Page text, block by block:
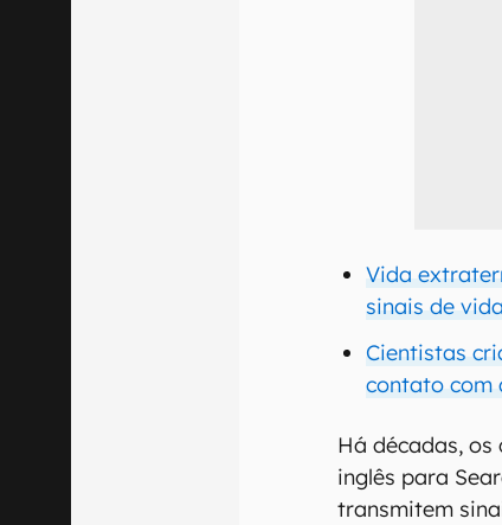
Vida
sinais de
Cientistas
contato com
Há décadas,
inglês para
transmitem